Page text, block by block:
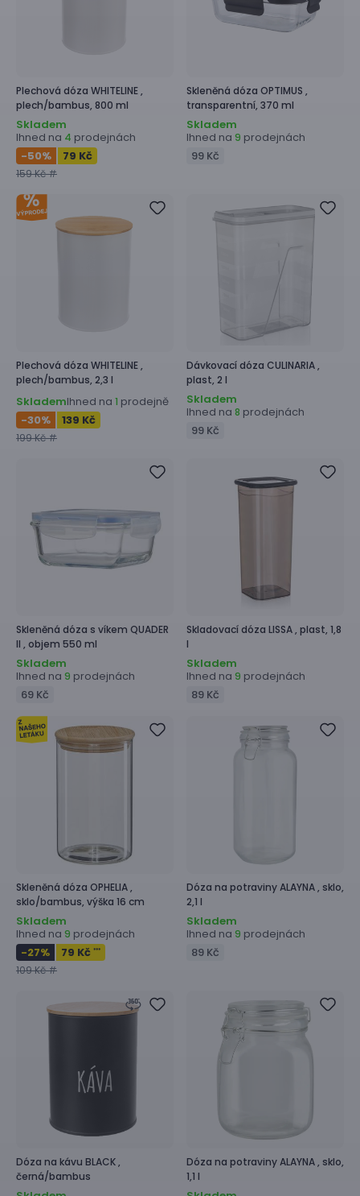
Plechová dóza WHITELINE ,
plech/bambus, 800 ml
Skladem
Ihned na 4 prodejnách
-50% 79 Kč
159 Kč #
Skleněná dóza OPTIMUS ,
transparentní, 370 ml
Skladem
Ihned na 9 prodejnách
99 Kč
Plechová dóza WHITELINE ,
plech/bambus, 2,3 l
SklademIhned na 1 prodejně
-30% 139 Kč
199 Kč #
Dávkovací dóza CULINARIA ,
plast, 2 l
Skladem
Ihned na 8 prodejnách
99 Kč
Skleněná dóza s víkem QUADER
II , objem 550 ml
Skladem
Ihned na 9 prodejnách
69 Kč
Skladovací dóza LISSA , plast, 1,8
l
Skladem
Ihned na 9 prodejnách
89 Kč
Skleněná dóza OPHELIA ,
sklo/bambus, výška 16 cm
Skladem
Ihned na 9 prodejnách
-27% 79 Kč ***
109 Kč #
Dóza na potravinyALAYNA , sklo,
2,1 l
Skladem
Ihned na 9 prodejnách
89 Kč
Dóza na kávu BLACK ,
černá/bambus
Dóza na potravinyALAYNA , sklo,
1,1 l